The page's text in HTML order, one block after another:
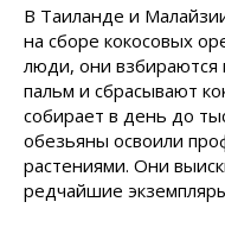
В Таиланде и
на сборе кокосовых
люди, они взбираются
пальм и сбрасывают
собирает в день до
обезьяны освоили
растениями. Они
редчайшие